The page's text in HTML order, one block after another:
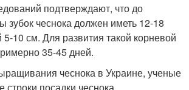
подтверждают, что до
зубок чеснока должен иметь 12-18
10 см. Для развития такой корневой
35-45 дней.
чеснока в Украине, ученые
строки посадки чеснока